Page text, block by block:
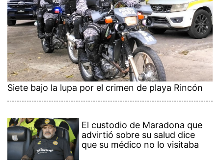
Siete bajo la lupa por el crimen de playa Rincón
El custodio de Maradona que
advirtió sobre su salud dice
que su médico no lo visitaba